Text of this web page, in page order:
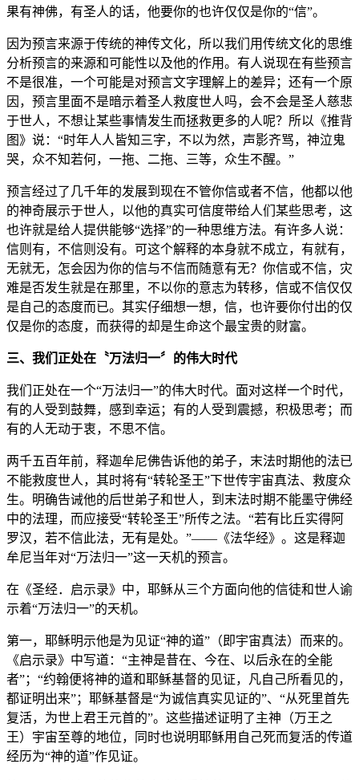
果有神佛，有圣人的话，他要你的也许仅仅是你的“信”。
因为预言来源于传统的神传文化，所以我们用传统文化的思维
分析预言的来源和可能性以及他的作用。有人说现在有些预言
不是很准，一个可能是对预言文字理解上的差异；还有一个原
因，预言里面不是暗示着圣人救度世人吗，会不会是圣人慈悲
于世人，不想让某些事情发生而拯救更多的人呢？所以《推背
图》说：“时年人人皆知三字，不以为然，声影齐骂，神泣鬼
哭，众不知若何，一拖、二拖、三等，众生不醒。”
预言经过了几千年的发展到现在不管你信或者不信，他都以他
的神奇展示于世人，以他的真实可信度带给人们某些思考，这
也许就是给人提供能够“选择”的一种思维方法。有许多人说：
信则有，不信则没有。可这个解释的本身就不成立，有就有，
无就无，怎会因为你的信与不信而随意有无？你信或不信，灾
难是否发生就是在那里，不以你的意志为转移，信或不信仅仅
是自己的态度而已。其实仔细想一想，信，也许要你付出的仅
仅是你的态度，而获得的却是生命这个最宝贵的财富。
三、我们正处在〝万法归一〞的伟大时代
我们正处在一个“万法归一”的伟大时代。面对这样一个时代，
有的人受到鼓舞，感到幸运；有的人受到震撼，积极思考；而
有的人无动于衷，不思不信。
两千五百年前，释迦牟尼佛告诉他的弟子，末法时期他的法已
不能救度世人，其时将有“转轮圣王”下世传宇宙真法、救度众
生。明确告诫他的后世弟子和世人，到末法时期不能墨守佛经
中的法理，而应接受“转轮圣王”所传之法。“若有比丘实得阿
罗汉，若不信此法，无有是处。”——《法华经》。这是释迦
牟尼当年对“万法归一”这一天机的预言。
在《圣经．启示录》中，耶稣从三个方面向他的信徒和世人谕
示着“万法归一”的天机。
第一，耶稣明示他是为见证“神的道”（即宇宙真法）而来的。
《启示录》中写道：“主神是昔在、今在、以后永在的全能
者”；“约翰便将神的道和耶稣基督的见证，凡自己所看见的，
都证明出来”；耶稣基督是“为诚信真实见证的”、“从死里首先
复活，为世上君王元首的”。这些描述证明了主神（万王之
王）宇宙至尊的地位，同时也说明耶稣用自己死而复活的传道
经历为“神的道”作见证。